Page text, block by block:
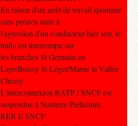
En raison d'un arrêt de travail spontané
sans préavis suite à
l'agression d'un conducteur hier soir, le
trafic est interrompu sur
les branches St Germain en
Laye/Boissy St Léger/Marne la Vallée
Chessy.
L'interconnexion RATP / SNCF est
suspendue à Nanterre Préfecture.
RER E SNCF